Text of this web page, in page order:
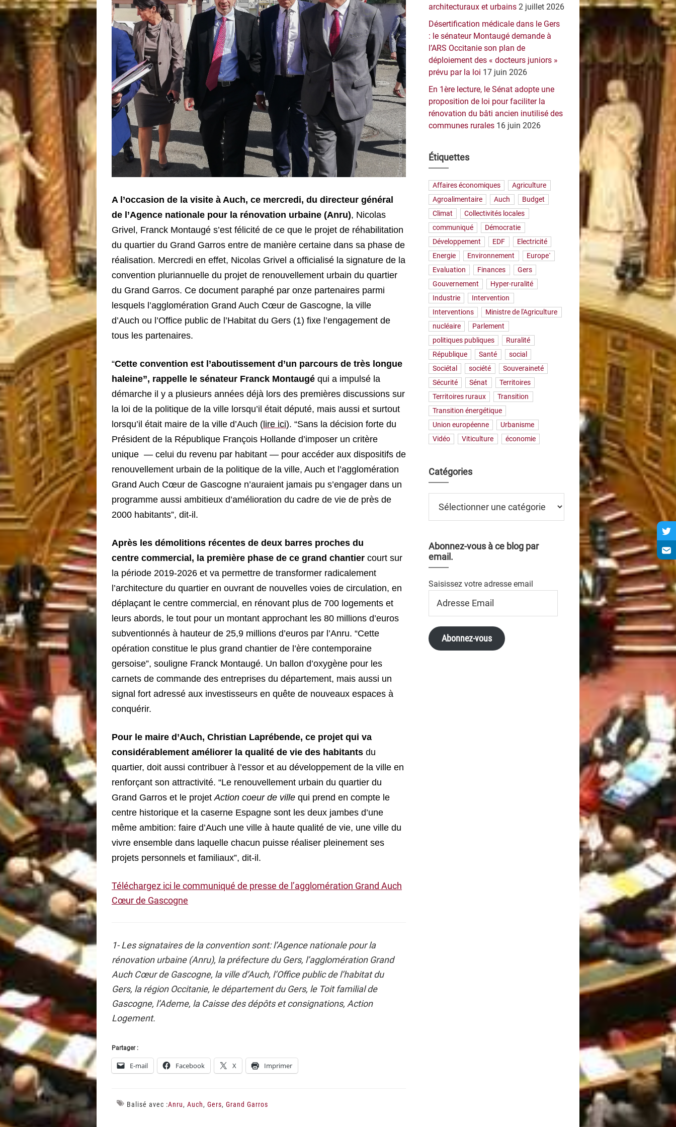
A l’occasion de la visite à Auch, ce mercredi, du directeur général
de l’Agence nationale pour la rénovation urbaine (Anru), Nicolas
Grivel, Franck Montaugé s’est félicité de ce que le projet de réhabilitation
du quartier du Grand Garros entre de manière certaine dans sa phase de
réalisation. Mercredi en effet, Nicolas Grivel a officialisé la signature de la
convention pluriannuelle du projet de renouvellement urbain du quartier
du Grand Garros. Ce document paraphé par onze partenaires parmi
lesquels l’agglomération Grand Auch Cœur de Gascogne, la ville
d’Auch ou l’Office public de l’Habitat du Gers (1) fixe l’engagement de
tous les partenaires.
“Cette convention est l’aboutissement d’un parcours de très longue
haleine”, rappelle le sénateur Franck Montaugé qui a impulsé la
démarche il y a plusieurs années déjà lors des premières discussions sur
la loi de la politique de la ville lorsqu’il était député, mais aussi et surtout
lorsqu’il était maire de la ville d’Auch (lire ici). “Sans la décision forte du
Président de la République François Hollande d’imposer un critère
unique — celui du revenu par habitant — pour accéder aux dispositifs de
renouvellement urbain de la politique de la ville, Auch et l’agglomération
Grand Auch Cœur de Gascogne n’auraient jamais pu s’engager dans un
programme aussi ambitieux d’amélioration du cadre de vie de près de
2000 habitants”, dit-il.
Après les démolitions récentes de deux barres proches du
centre commercial, la première phase de ce grand chantier court sur
la période 2019-2026 et va permettre de transformer radicalement
l’architecture du quartier en ouvrant de nouvelles voies de circulation, en
déplaçant le centre commercial, en rénovant plus de 700 logements et
leurs abords, le tout pour un montant approchant les 80 millions d’euros
subventionnés à hauteur de 25,9 millions d’euros par l’Anru. “Cette
opération constitue le plus grand chantier de l’ère contemporaine
gersoise”, souligne Franck Montaugé. Un ballon d’oxygène pour les
carnets de commande des entreprises du département, mais aussi un
signal fort adressé aux investisseurs en quête de nouveaux espaces à
conquérir.
Pour le maire d’Auch, Christian Laprébende, ce projet qui va
considérablement améliorer la qualité de vie des habitants du
quartier, doit aussi contribuer à l’essor et au développement de la ville en
renforçant son attractivité. “Le renouvellement urbain du quartier du
Grand Garros et le projet Action coeur de ville qui prend en compte le
centre historique et la caserne Espagne sont les deux jambes d’une
même ambition: faire d’Auch une ville à haute qualité de vie, une ville du
vivre ensemble dans laquelle chacun puisse réaliser pleinement ses
projets personnels et familiaux”, dit-il.
Téléchargez ici le communiqué de presse de l’agglomération Grand Auch
Cœur de Gascogne
1- Les signataires de la convention sont: l’Agence nationale pour la
rénovation urbaine (Anru), la préfecture du Gers, l’agglomération Grand
Auch Cœur de Gascogne, la ville d’Auch, l’Office public de l’habitat du
Gers, la région Occitanie, le département du Gers, le Toit familial de
Gascogne, l’Ademe, la Caisse des dépôts et consignations, Action
Logement.
Partager :
E-mail Facebook X Imprimer
Balisé avec :Anru, Auch, Gers, Grand Garros
architecturaux et urbains 2 juillet 2026
Désertification médicale dans le Gers
: le sénateur Montaugé demande à
l’ARS Occitanie son plan de
déploiement des « docteurs juniors »
prévu par la loi 17 juin 2026
En 1ère lecture, le Sénat adopte une
proposition de loi pour faciliter la
rénovation du bâti ancien inutilisé des
communes rurales 16 juin 2026
Étiquettes
Affaires économiques
Agriculture
Agroalimentaire
Auch
Budget
Climat
Collectivités locales
communiqué
Démocratie
Développement
EDF
Electricité
Energie
Environnement
Europe`
Evaluation
Finances
Gers
Gouvernement
Hyper-ruralité
Industrie
Intervention
Interventions
Ministre de l'Agriculture
nucléaire
Parlement
politiques publiques
Ruralité
République
Santé
social
Sociétal
société
Souveraineté
Sécurité
Sénat
Territoires
Territoires ruraux
Transition
Transition énergétique
Union européenne
Urbanisme
Vidéo
Viticulture économie
Catégories
Abonnez-vous à ce blog par
email.
Saisissez votre adresse email
Email
Abonnez-vous